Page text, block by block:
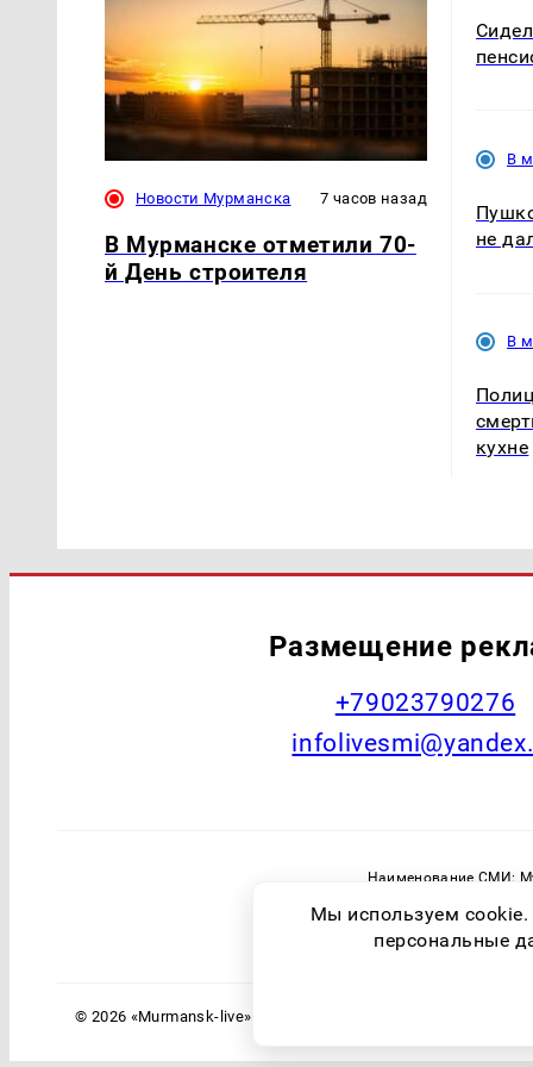
Новости Мурманска 7 часов назад
В Мурманске отметили 70-
й День строителя
В
не
В
кухне
Размещение
+79023790276
Наименование СМИ:
Зарегистрировавший орган:
© 2026 «Murmansk-live» | Все права защищены
Мы используем
персональные